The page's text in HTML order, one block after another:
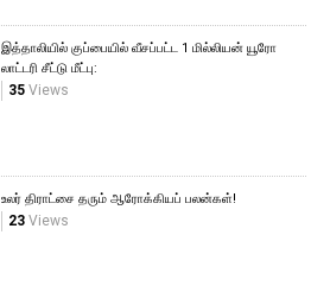
இத்தாலியில் குப்பையில் வீசப்பட்ட 1 மில்லியன் யூரோ
லாட்டரி சீட்டு மீட்பு:
35Views
உலர் திராட்சை தரும் ஆரோக்கியப் பலன்கள்!
23Views